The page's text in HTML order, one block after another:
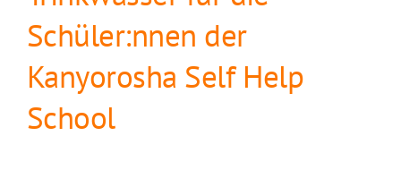
Schüler:nnen der
Kanyorosha Self Help
School